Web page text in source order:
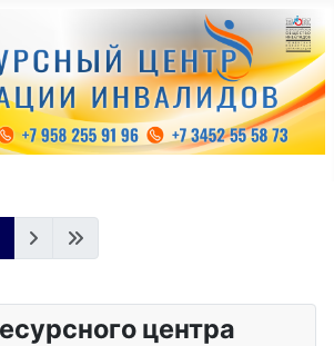
центра